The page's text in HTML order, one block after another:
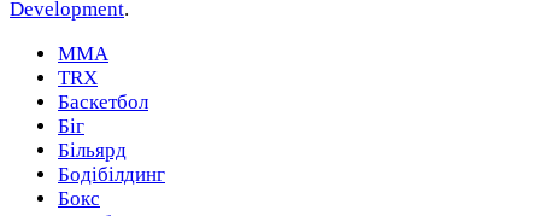
Development.
MMA
TRX
Баскетбол
Біг
Більярд
Бодібілдинг
Бокс